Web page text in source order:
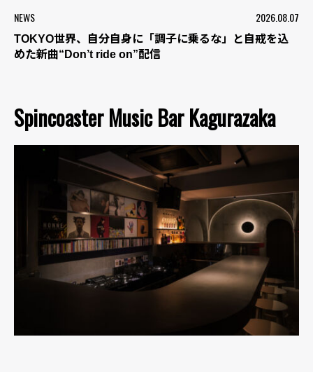
NEWS 2026.08.07
TOKYO世界、自分自身に「調子に乗るな」と自戒を込
めた新曲“Don’t ride on”配信
Spincoaster Music Bar Kagurazaka